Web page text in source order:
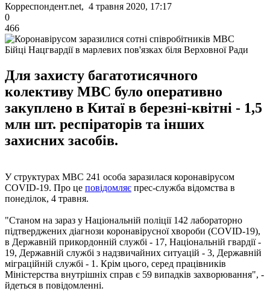
Корреспондент.net, 4 травня 2020, 17:17
0
466
Бійці Нацгвардії в марлевих пов'язках біля Верховної Ради
Для захисту багатотисячного
колективу МВС було оперативно
закуплено в Китаї в березні-квітні - 1,5
млн шт. респіраторів та інших
захисних засобів.
У структурах МВС 241 особа заразилася коронавірусом
COVID-19. Про це повідомляє прес-служба відомства в
понеділок, 4 травня.
"Станом на зараз у Національній поліції 142 лабораторно
підтверджених діагнози коронавірусної хвороби (COVID-19),
в Державній прикордонній службі - 17, Національній гвардії -
19, Державній службі з надзвичайних ситуацій - 3, Державній
міграційній службі - 1. Крім цього, серед працівників
Міністерства внутрішніх справ є 59 випадків захворювання", -
йдеться в повідомленні.